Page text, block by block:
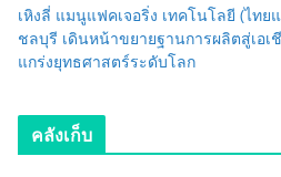
เหิงลี่ แมนูแฟคเจอริ่ง เทคโนโลยี (ไท
ชลบุรี เดินหน้าขยายฐานการผลิตสู่เอเ
แกร่งยุทธศาสตร์ระดับโลก
คลังเก็บ